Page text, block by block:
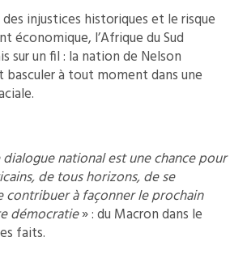
injustices historiques et le risque
économique, l’Afrique du Sud
sur un fil : la nation de Nelson
basculer à tout moment dans une
dialogue national est une chance pour
de tous horizons, de se
contribuer à façonner le prochain
démocratie» : du Macron dans le
faits.